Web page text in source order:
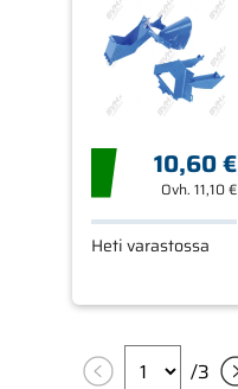
10,60 €
Ovh. 11,10 €
Heti varastossa
/3